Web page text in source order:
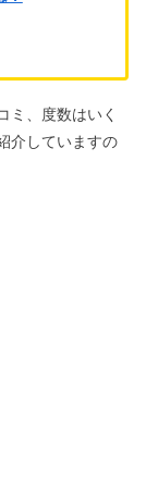
ミ、度数はいく
介していますの